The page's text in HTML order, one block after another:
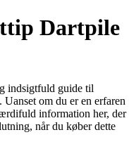
Dartpile
indsigtfuld guide til
om du er en erfaren
information her, der
når du køber dette